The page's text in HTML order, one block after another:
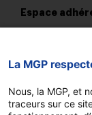
Espace
La MGP
Nous, la MGP, et
traceurs sur ce